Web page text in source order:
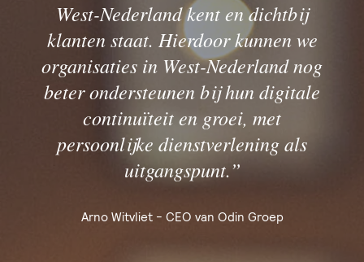
West-Nederland kent en dichtbij
klanten staat. Hierdoor kunnen we
organisaties in West-Nederland nog
beter ondersteunen bij hun digitale
continuïteit en groei, met
persoonlijke dienstverlening als
uitgangspunt.”
Arno Witvliet - CEO van Odin Groep